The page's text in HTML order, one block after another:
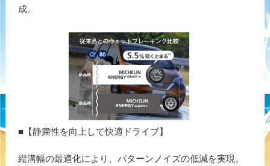
成。
■【静粛性を向上して快適ドライブ】
縦溝幅の最適化により、パターンノイズの低減を実現。